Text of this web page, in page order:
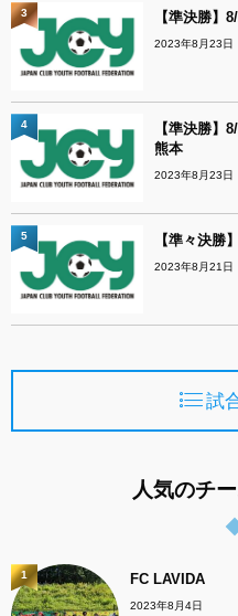
【準決勝】
2023年8月23日
3
【準決勝】
熊本
2023年8月23日
4
【準々決勝
2023年8月21日
5
試
人気のチ
FC LAVIDA
2023年8月4日
1